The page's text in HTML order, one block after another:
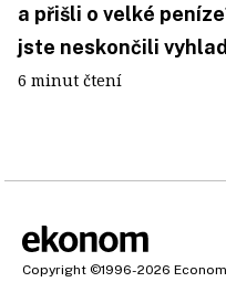
a přišli o velké
jste neskončili
6 minut čtení
Copyright ©1996-2026